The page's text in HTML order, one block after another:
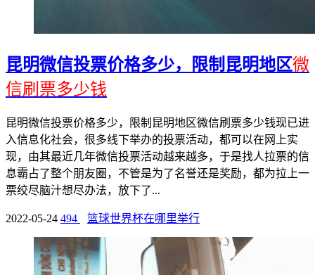
昆明微信投票价格多少，限制昆明地区微
信刷票多少钱
昆明微信投票价格多少，限制昆明地区微信刷票多少钱现已进
入信息化社会，很多线下举办的投票活动，都可以在网上实
现，由其最近几年微信投票活动越来越多，于是找人拉票的信
息霸占了整个朋友圈，不管是为了名誉还是奖励，都为拉上一
票绞尽脑汁想尽办法，放下了...
2022-05-24 494 篮球世界杯在哪里举行